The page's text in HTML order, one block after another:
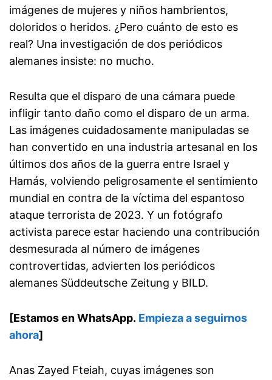
imágenes de mujeres y niños hambrientos,
doloridos o heridos. ¿Pero cuánto de esto es
real? Una investigación de dos periódicos
alemanes insiste: no mucho.
Resulta que el disparo de una cámara puede
infligir tanto daño como el disparo de un arma.
Las imágenes cuidadosamente manipuladas se
han convertido en una industria artesanal en los
últimos dos años de la guerra entre Israel y
Hamás, volviendo peligrosamente el sentimiento
mundial en contra de la víctima del espantoso
ataque terrorista de 2023. Y un fotógrafo
activista parece estar haciendo una contribución
desmesurada al número de imágenes
controvertidas, advierten los periódicos
alemanes Süddeutsche Zeitung y BILD.
[Estamos en WhatsApp. Empieza a seguirnos
ahora]
Anas Zayed Fteiah, cuyas imágenes son